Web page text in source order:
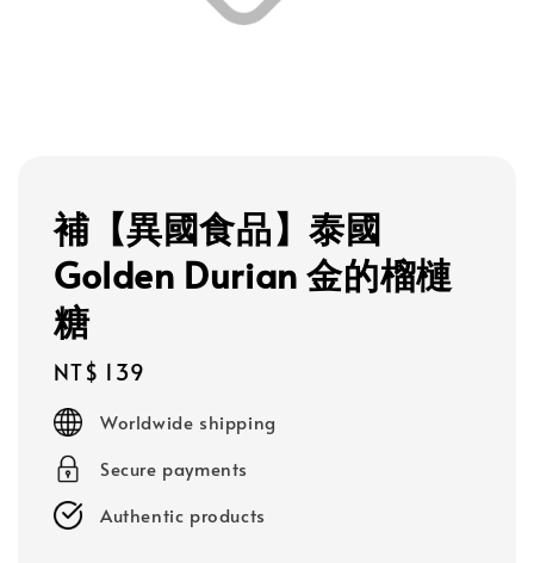
補【異國食品】泰國
Golden Durian 金的榴槤
糖
Regular
price
NT$ 139
Worldwide shipping
Secure payments
Authentic products